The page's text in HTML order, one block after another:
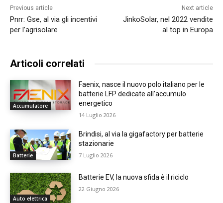
Previous article
Pnrr: Gse, al via gli incentivi
per l’agrisolare
Next article
JinkoSolar, nel 2022 vendite
al top in Europa
Articoli correlati
Accumulatore
Faenix, nasce il nuovo polo italiano per le
batterie LFP dedicate all’accumulo
energetico
14 Luglio 2026
Batterie
Brindisi, al via la gigafactory per batterie
stazionarie
7 Luglio 2026
Auto elettrica
Batterie EV, la nuova sfida è il riciclo
22 Giugno 2026